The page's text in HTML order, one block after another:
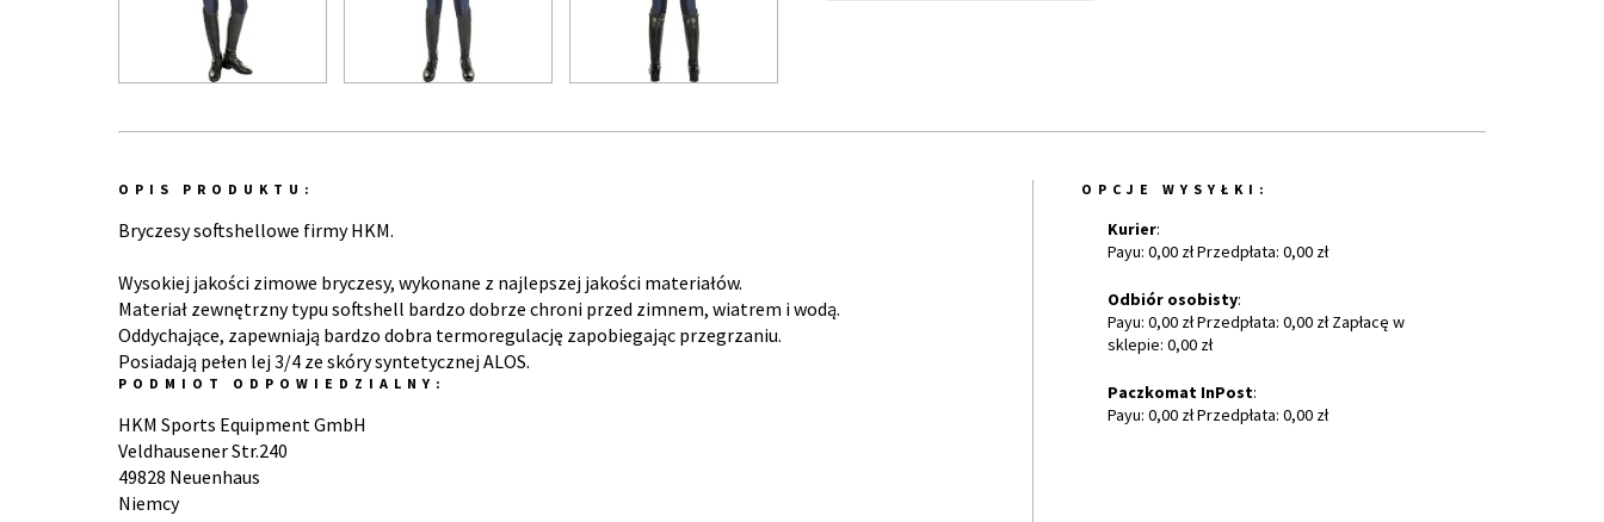
OPIS PRODUKTU:
Bryczesy softshellowe firmy HKM.
Wysokiej jakości zimowe bryczesy, wykonane z najlepszej jakości materiałów.
Materiał zewnętrzny typu softshell bardzo dobrze chroni przed zimnem, wiatrem i wodą.
Oddychające, zapewniają bardzo dobra termoregulację zapobiegając przegrzaniu.
Posiadają pełen lej 3/4 ze skóry syntetycznej ALOS.
PODMIOT ODPOWIEDZIALNY:
HKM Sports Equipment GmbH
Veldhausener Str.240
49828 Neuenhaus
Niemcy
OPCJE WYSYŁKI:
Kurier:
Payu: 0,00 zł Przedpłata: 0,00 zł
Odbiór osobisty:
Payu: 0,00 zł Przedpłata: 0,00 zł Zapłacę w
sklepie: 0,00 zł
Paczkomat InPost:
Payu: 0,00 zł Przedpłata: 0,00 zł